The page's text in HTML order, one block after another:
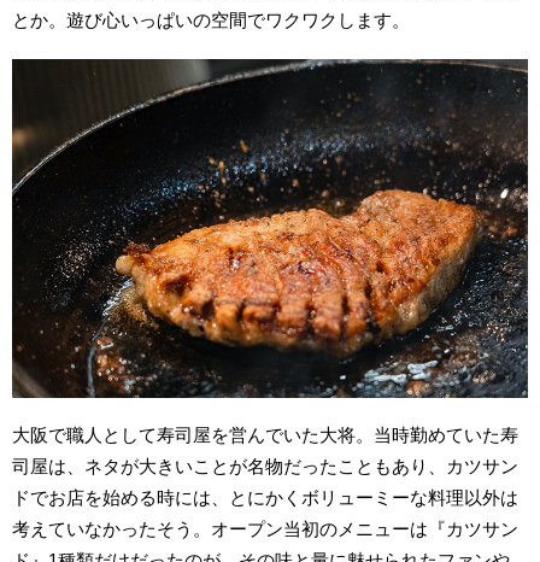
とか。遊び心いっぱいの空間でワクワクします。
大阪で職人として寿司屋を営んでいた大将。当時勤めていた寿
司屋は、ネタが大きいことが名物だったこともあり、カツサン
ドでお店を始める時には、とにかくボリューミーな料理以外は
考えていなかったそう。オープン当初のメニューは『カツサン